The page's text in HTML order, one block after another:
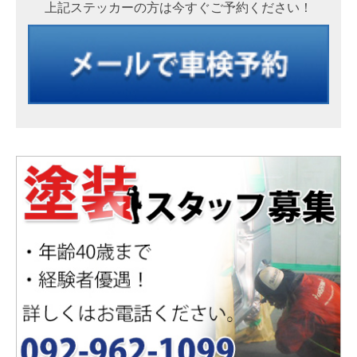
上記ステッカーの方は今すぐご予約ください！